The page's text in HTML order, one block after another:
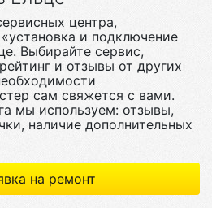
центра,
и подключение
Выбирайте сервис,
и отзывы от других
сам свяжется с вами.
мы используем: отзывы,
наличие дополнительных
на ремонт